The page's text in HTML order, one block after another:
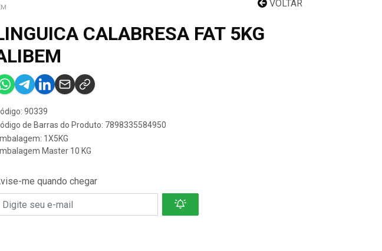
VOLTAR
CALABRESA FAT 5KG
90339
de Barras do Produto: 7898335584950
1X5KG
Master 10 KG
me quando chegar